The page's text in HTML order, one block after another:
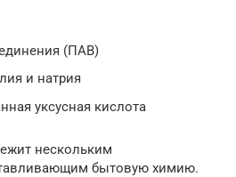
(ПАВ)
и натрия
уксусная кислота
нескольким
бытовую химию.